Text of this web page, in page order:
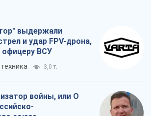
выдержали
и удар FPV-дрона,
офицеру ВСУ
3,0 т.
войны, или О